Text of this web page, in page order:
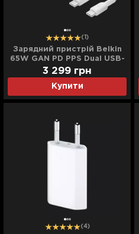
(1)
Зарядний пристрій Belkin
65W GAN PD PPS Dual USB-
С - USB-С 2m (White)
Купити
3 299 грн
(4)